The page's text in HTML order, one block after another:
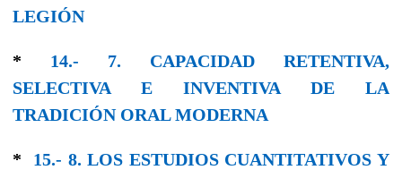
LEGΙÓΝ
* 14.- 7. CAPACIDAD RETENTIVA,
SELECTIVA E INVENTIVA DE LA
TRADICIÓN ORAL MODERNA
* 15.- 8. LOS ESTUDIOS CUANTITATIVOS Y